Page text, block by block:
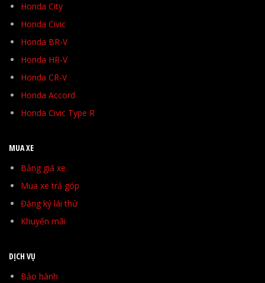
Honda City
Honda Civic
Honda BR-V
Honda HR-V
Honda CR-V
Honda Accord
Honda Civic Type R
MUA XE
Bảng giá xe
Mua xe trả góp
Đăng ký lái thử
Khuyến mãi
DỊCH VỤ
Bảo hành